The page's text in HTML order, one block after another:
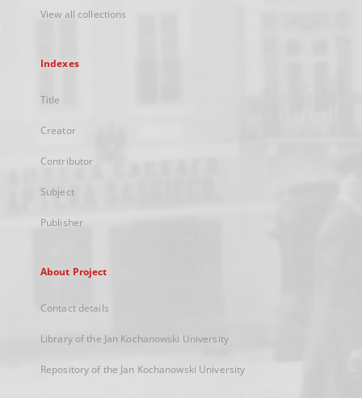
View all collections
Indexes
Title
Creator
Contributor
Subject
Publisher
About Project
Contact details
Library of the Jan Kochanowski University
Repository of the Jan Kochanowski University